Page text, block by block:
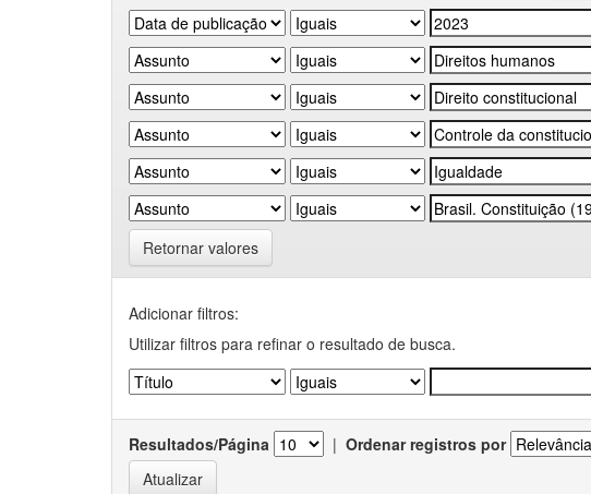
Retornar valores
Adicionar filtros:
Utilizar filtros para refinar o resultado de busca.
Resultados/Página | Ordenar registros por